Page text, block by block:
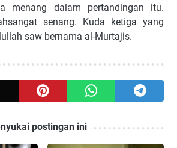
menang dalam pertandingan itu.
senang. Kuda ketiga yang
saw bernama al-Murtajis.
postingan ini